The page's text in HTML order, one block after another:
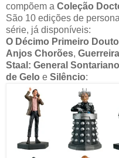
compõem a Coleção
São 10 edições de
série, já disponíveis:
O Décimo Primeiro
Anjos Chorões,
Staal: General Sontariano
de Gelo e Silêncio: